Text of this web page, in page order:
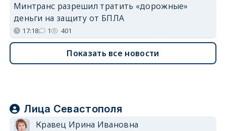
Минтранс разрешил тратить «дорожные»
деньги на защиту от БПЛА
17:18 1 401
Показать все новости
Лица Севастополя
Кравец Ирина Ивановна